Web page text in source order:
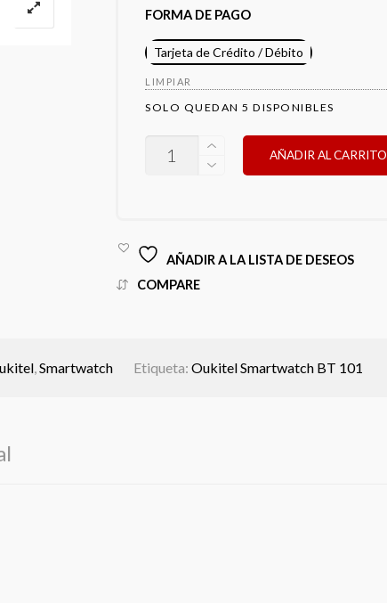
FORMA DE PAGO
Tarjeta de Crédito / Débito
LIMPIAR
SOLO QUEDAN 5 DISPONIBLES
SMARTWATCH
AÑADIR AL CARRITO
AÑADIR A LA LISTA DE DESEOS
COMPARE
,Smartwatch Etiqueta: Oukitel Smartwatch BT 101